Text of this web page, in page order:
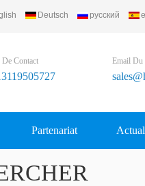
Deutsch русский
Contact Email Du
Partenariat